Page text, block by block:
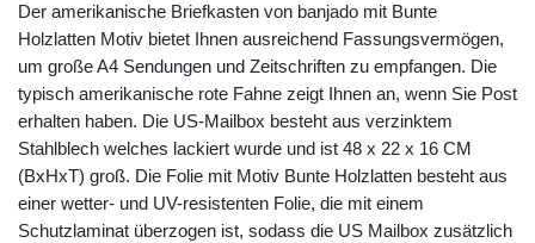
Der amerikanische Briefkasten von banjado mit Bunte
Holzlatten Motiv bietet Ihnen ausreichend Fassungsvermögen,
um große A4 Sendungen und Zeitschriften zu empfangen. Die
typisch amerikanische rote Fahne zeigt Ihnen an, wenn Sie Post
erhalten haben. Die US-Mailbox besteht aus verzinktem
Stahlblech welches lackiert wurde und ist 48 x 22 x 16 CM
(BxHxT) groß. Die Folie mit Motiv Bunte Holzlatten besteht aus
einer wetter- und UV-resistenten Folie, die mit einem
Schutzlaminat überzogen ist, sodass die US Mailbox zusätzlich